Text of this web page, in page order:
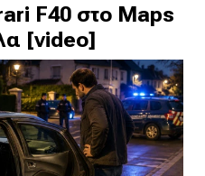
F40 στο Maps
[video]